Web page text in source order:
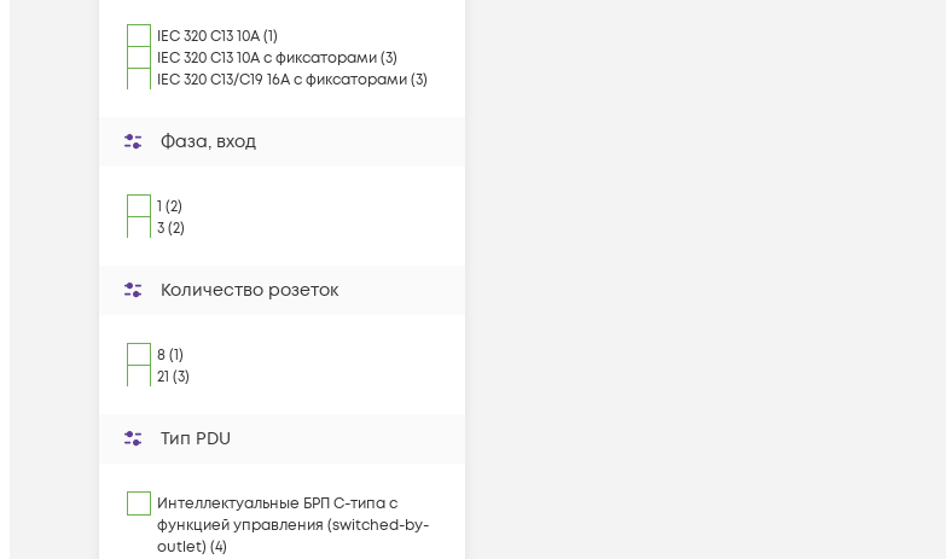
IEC 320 C13 10A (1)
IEC 320 C13 10А с фиксаторами (3)
IEC 320 C13/C19 16А с фиксаторами (3)
Фаза, вход
1 (2)
3 (2)
Количество розеток
8 (1)
21 (3)
Тип PDU
Интеллектуальные БРП C-типа с
функцией управления (switched-by-
outlet) (4)